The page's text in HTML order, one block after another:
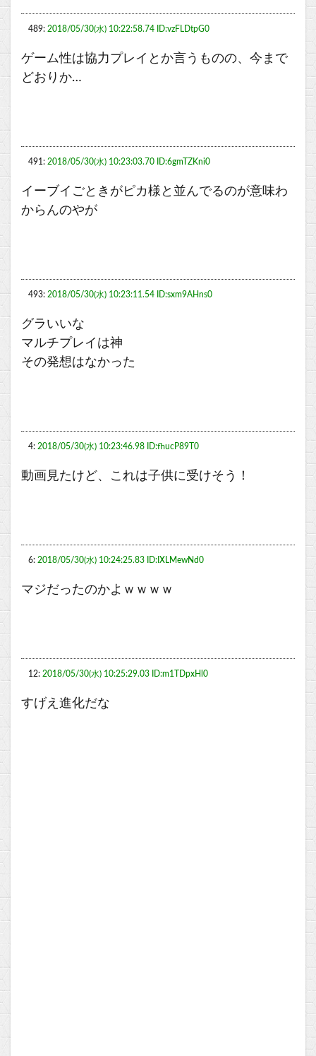
489: 2018/05/30(水) 10:22:58.74 ID:vzFLDtpG0
ゲーム性は協力プレイとか言うものの、今まで
どおりか…
491: 2018/05/30(水) 10:23:03.70 ID:6gmTZKni0
イーブイごときがピカ様と並んでるのが意味わ
からんのやが
493: 2018/05/30(水) 10:23:11.54 ID:sxm9AHns0
グラいいな
マルチプレイは神
その発想はなかった
4: 2018/05/30(水) 10:23:46.98 ID:fhucP89T0
動画見たけど、これは子供に受けそう！
6: 2018/05/30(水) 10:24:25.83 ID:IXLMewNd0
マジだったのかよｗｗｗｗ
12: 2018/05/30(水) 10:25:29.03 ID:m1TDpxHl0
すげえ進化だな